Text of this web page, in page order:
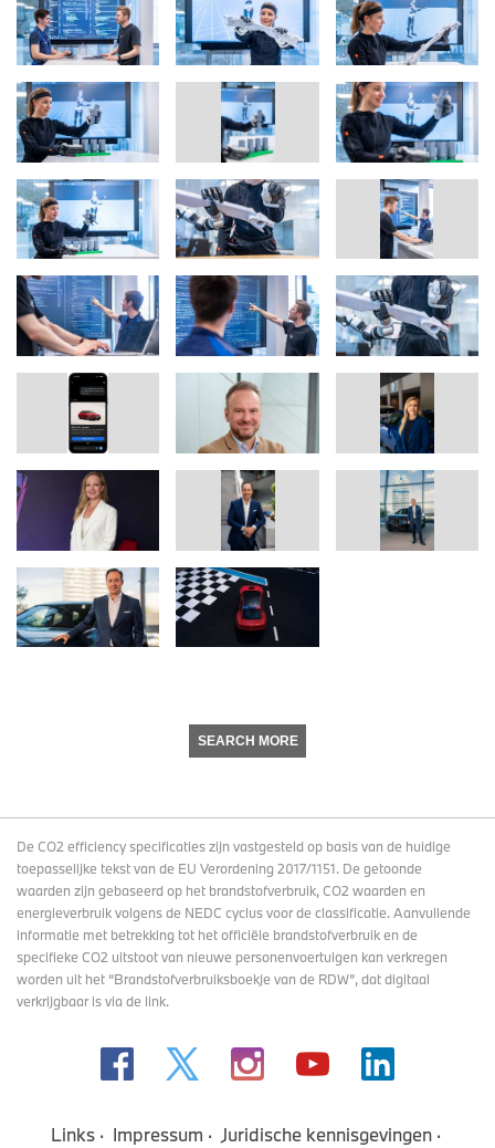
SEARCH MORE
De CO2 efficiency specificaties zijn vastgesteld op basis van de huidige
toepasselijke tekst van de EU Verordening 2017/1151. De getoonde
waarden zijn gebaseerd op het brandstofverbruik, CO2 waarden en
energieverbruik volgens de NEDC cyclus voor de classificatie. Aanvullende
informatie met betrekking tot het officiële brandstofverbruik en de
specifieke CO2 uitstoot van nieuwe personenvoertuigen kan verkregen
worden uit het “Brandstofverbruiksboekje van de RDW”, dat digitaal
verkrijgbaaris via de link.
Links Impressum
Juridische kennisgevingen